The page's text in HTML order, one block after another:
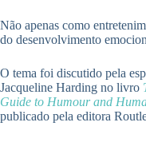
Não apenas como
do desenvolvimento
O tema foi discutido pela
Jacqueline Harding no livro
Guide to Humour and
publicado pela editora